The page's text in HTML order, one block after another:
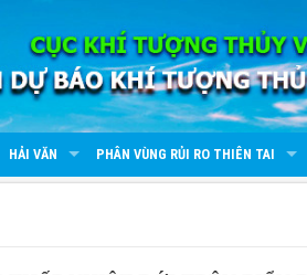
HẢI VĂN PHÂN VÙNG RỦI RO THIÊN TAI